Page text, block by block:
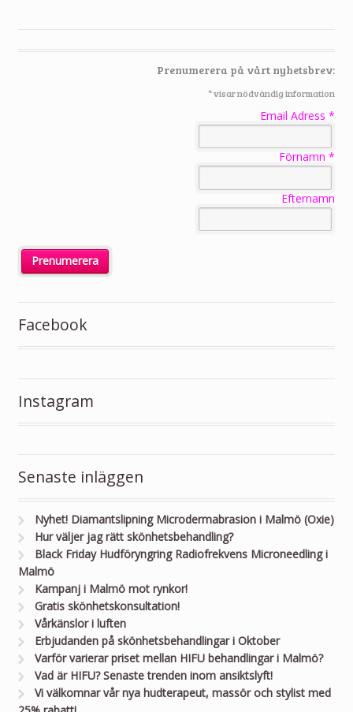
Prenumerera på vårt nyhetsbrev:
*visar nödvändig information
Email Adress*
Förnamn*
Efternamn
Facebook
Instagram
Senaste inläggen
Nyhet! Diamantslipning Microdermabrasion i Malmö (Oxie)
Hur väljer jag rätt skönhetsbehandling?
Black Friday Hudföryngring Radiofrekvens Microneedling i
Malmö
Kampanj i Malmö mot rynkor!
Gratis skönhetskonsultation!
Vårkänslor i luften
Erbjudanden på skönhetsbehandlingar i Oktober
Varför varierar priset mellan HIFU behandlingar i Malmö?
Vad är HIFU? Senaste trenden inom ansiktslyft!
Vi välkomnar vår nya hudterapeut, massör och stylist med